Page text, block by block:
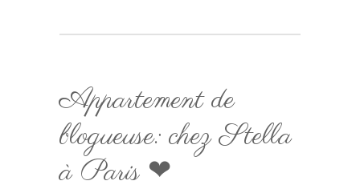
Appartement de
blogueuse: chez Stella
à Paris ❤